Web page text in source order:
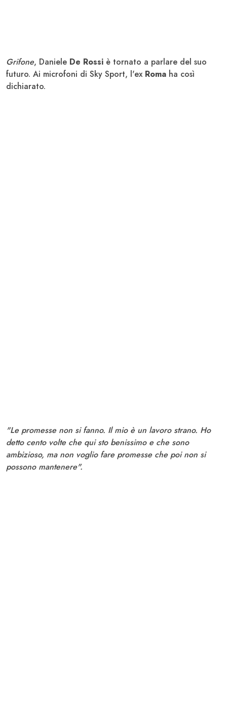
Grifone, Daniele De Rossi è tornato a parlare del suo
futuro. Ai microfoni di Sky Sport, l'ex Roma ha così
dichiarato.
"Le promesse non si fanno. Il mio è un lavoro strano. Ho
detto cento volte che qui sto benissimo e che sono
ambizioso, ma non voglio fare promesse che poi non si
possono mantenere".